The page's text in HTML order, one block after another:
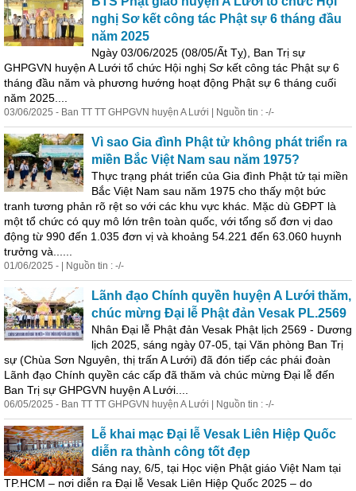
nghị Sơ kết công tác Phật sự 6 tháng đầu
năm 2025
Ngày 03/06/2025 (08/05/Ất Tỵ), Ban Trị sự
GHPGVN huyện A Lưới tổ chức Hội nghị Sơ kết công tác Phật sự 6
tháng đầu năm và phương hướng hoạt động Phật sự 6 tháng cuối
năm 2025....
03/06/2025 - Ban TT TT GHPGVN huyện A Lưới | Nguồn tin : -/-
Vì sao Gia đình Phật tử không phát triển ra
miền Bắc Việt Nam sau năm 1975?
Thực trạng phát triển của Gia đình Phật tử tại miền
Bắc Việt Nam sau năm 1975 cho thấy một bức
tranh tương phản rõ rệt so với các khu vực khác. Mặc dù GĐPT là
một tổ chức có quy mô lớn trên toàn quốc, với tổng số đơn vị dao
động từ 990 đến 1.035 đơn vị và khoảng 54.221 đến 63.060 huynh
trưởng và......
01/06/2025 - | Nguồn tin : -/-
Lãnh đạo Chính quyền huyện A Lưới thăm,
chúc mừng Đại lễ Phật đản Vesak PL.2569
Nhân Đại lễ Phật đản Vesak Phật lịch 2569 - Dương
lịch 2025, sáng ngày 07-05, tại Văn phòng Ban Trị
sự (Chùa Sơn Nguyên, thị trấn A Lưới) đã đón tiếp các phái đoàn
Lãnh đạo Chính quyền các cấp đã thăm và chúc mừng Đại lễ đến
Ban Trị sự GHPGVN huyện A Lưới....
06/05/2025 - Ban TT TT GHPGVN huyện A Lưới | Nguồn tin : -/-
Lễ khai mạc Đại lễ Vesak Liên Hiệp Quốc
diễn ra thành công tốt đẹp
Sáng nay, 6/5, tại Học viện Phật giáo Việt Nam tại
TP.HCM – nơi diễn ra Đại lễ Vesak Liên Hiệp Quốc 2025 – do